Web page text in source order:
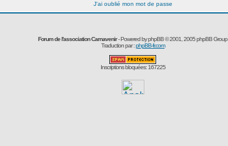
J'ai oublié mon mot de passe
Forum de l'association Carnavenir- Powered byphpBB© 2001, 2005 phpBB Group
Traduction par :phpBB-fr.com
Inscriptions bloquées: 167225